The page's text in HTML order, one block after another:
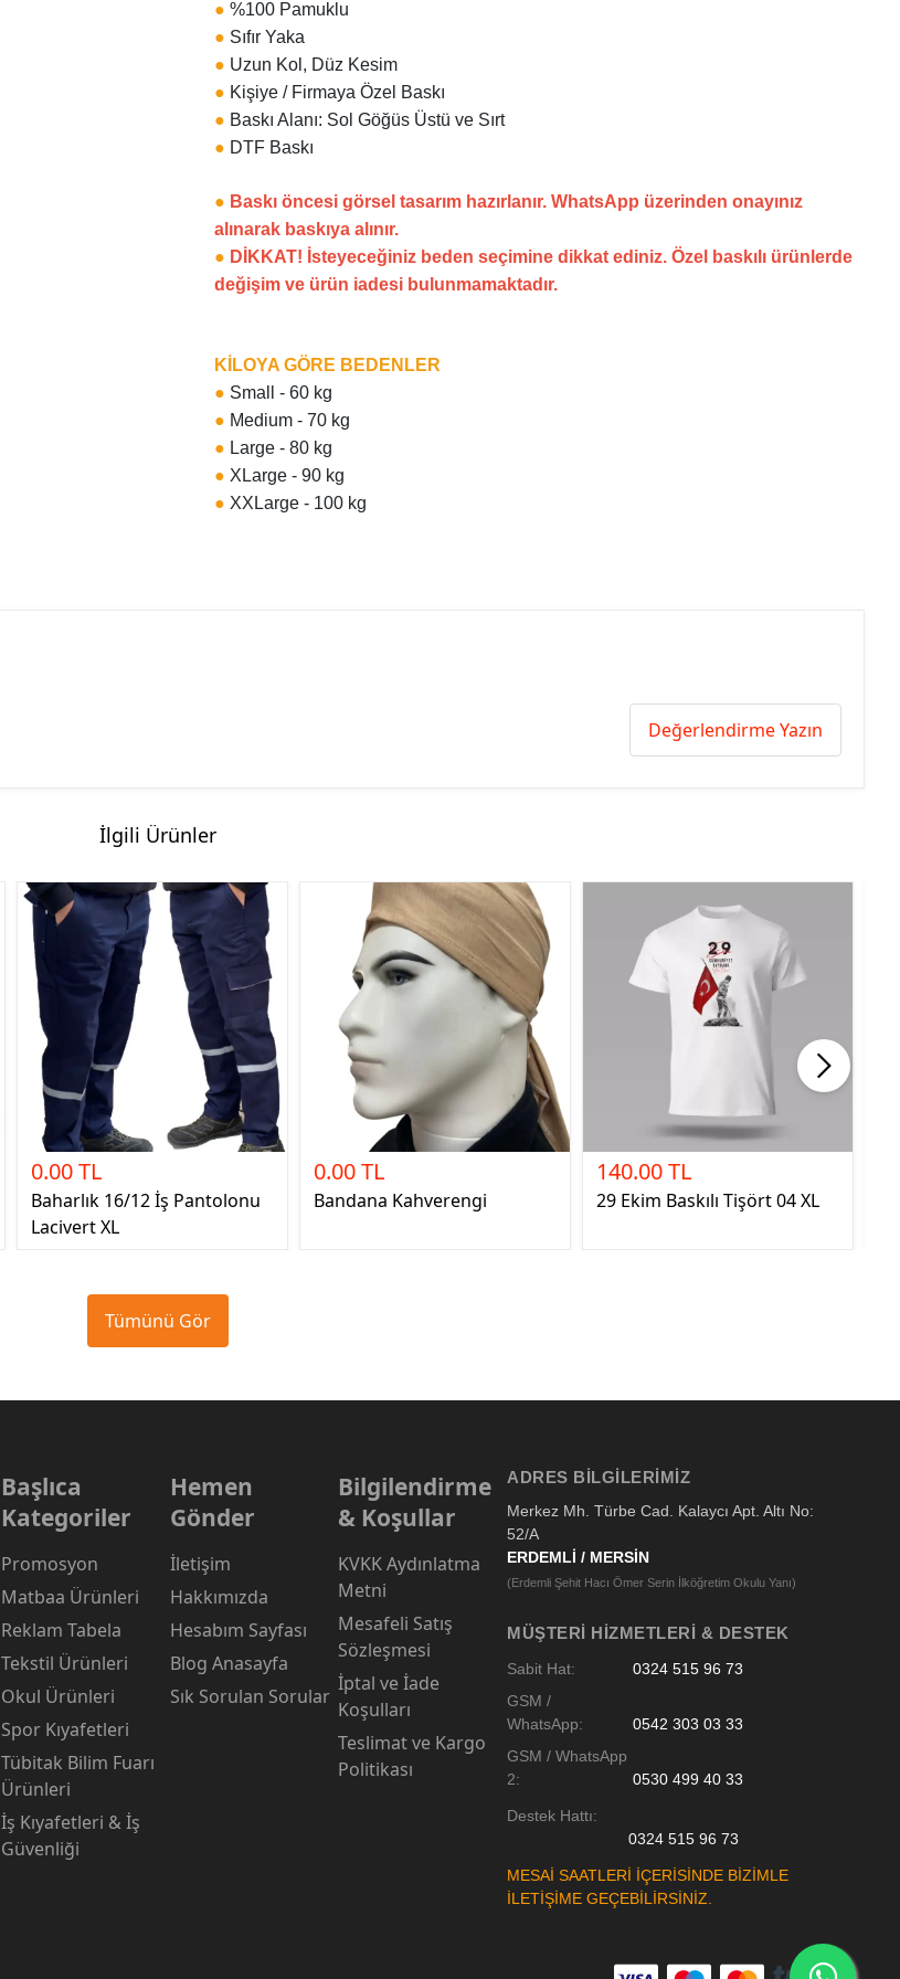
●%100 Pamuklu
● Sıfır Yaka
● Uzun Kol, Düz Kesim
● Kişiye / Firmaya Özel Baskı
● Baskı Alanı: Sol Göğüs Üstü ve Sırt
● DTF Baskı
● Baskı öncesi görsel tasarım hazırlanır. WhatsApp üzerinden onayınız
alınarak baskıya alınır.
● DİKKAT! İsteyeceğiniz beden seçimine dikkat ediniz. Özel baskılı ürünlerde
değişim ve ürün iadesi bulunmamaktadır.
KİLOYA GÖRE BEDENLER
● Small - 60 kg
● Medium - 70 kg
● Large - 80 kg
● XLarge - 90 kg
● XXLarge - 100 kg
Değerlendirme Yazın
İlgili Ürünler
0.00 TL
Baharlık 16/12 İş Pantolonu
Lacivert XL
0.00 TL
Bandana Kahverengi
140.00 TL
29 Ekim Baskılı Tişört 04 XL
Tümünü Gör
Başlıca
Kategoriler
Promosyon
Matbaa Ürünleri
Reklam Tabela
Tekstil Ürünleri
Okul Ürünleri
Spor Kıyafetleri
Tübitak Bilim Fuarı
Ürünleri
İş Kıyafetleri & İş
Güvenliği
Hemen
Gönder
İletişim
Hakkımızda
Hesabım Sayfası
Blog Anasayfa
Sık Sorulan Sorular
Bilgilendirme
& Koşullar
KVKK Aydınlatma
Metni
Mesafeli Satış
Sözleşmesi
İptal ve İade
Koşulları
Teslimat ve Kargo
Politikası
ADRES BILGILERIMIZ
Merkez Mh. Türbe Cad. Kalaycı Apt. Altı No:
52/A
ERDEMLİ / MERSİN
(Erdemli Şehit Hacı Ömer Serin İlköğretim Okulu Yanı)
MÜŞTERI HIZMETLERI & DESTEK
Sabit Hat:
0324 515 96 73
GSM /
WhatsApp:
0542 303 03 33
GSM / WhatsApp
2:
0530 499 40 33
Destek Hattı:
0324 515 96 73
MESAİ SAATLERİ İÇERİSİNDE BİZİMLE
İLETİŞİME GEÇEBİLİRSİNİZ.